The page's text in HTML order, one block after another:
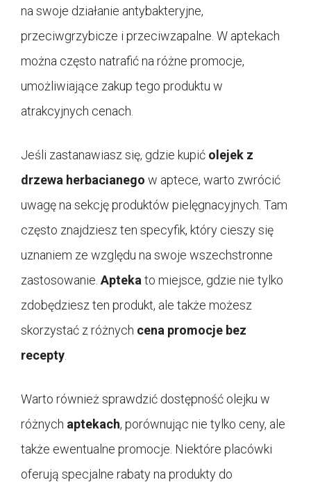
na swoje działanie antybakteryjne,
przeciwgrzybicze i przeciwzapalne. W aptekach
można często natrafić na różne promocje,
umożliwiające zakup tego produktu w
atrakcyjnych cenach.
Jeśli zastanawiasz się, gdzie kupić olejek z
drzewa herbacianego w aptece, warto zwrócić
uwagę na sekcję produktów pielęgnacyjnych. Tam
często znajdziesz ten specyfik, który cieszy się
uznaniem ze względu na swoje wszechstronne
zastosowanie. Apteka to miejsce, gdzie nie tylko
zdobędziesz ten produkt, ale także możesz
skorzystać z różnych cena promocje bez
recepty
Warto również sprawdzić dostępność olejku w
różnych aptekach, porównując nie tylko ceny, ale
także ewentualne promocje. Niektóre placówki
oferują specjalne rabaty na produkty do